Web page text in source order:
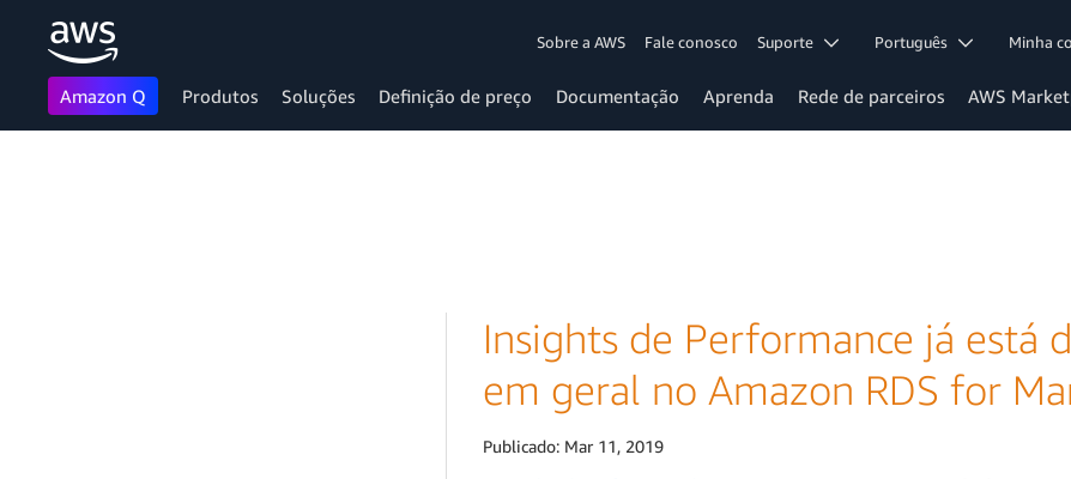
Sobre a AWS Fale conosco Suporte Português Minha
Amazon Q Produtos Soluções Definição de preço Documentação Aprenda Rede de parceiros AWS
Insights de Performance já está
em geral no Amazon RDS for
Publicado: Mar 11, 2019